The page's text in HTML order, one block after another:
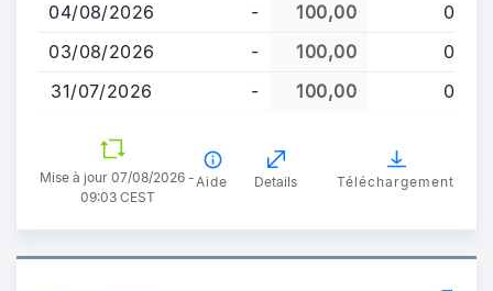
04/08/2026
- 100,00
0
03/08/2026
- 100,00
0
31/07/2026
- 100,00 0
Mise à jour 07/08/2026 -
09:03 CEST
Aide Details Téléchargement